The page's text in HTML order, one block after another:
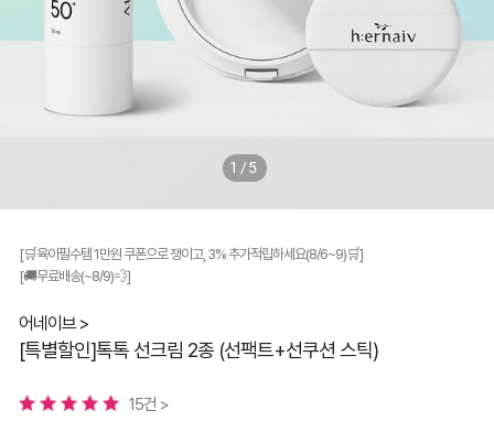
1/5
[🛒육아필수템 1만원 쿠폰으로 쟁이고, 3% 추가적립하세요(8/6~9)🛒]
[🚚무료배송(~8/9)💨]
어네이브 >
[특별할인]톡톡 선크림 2종 (선팩트+선쿠션 스틱)
15건 >